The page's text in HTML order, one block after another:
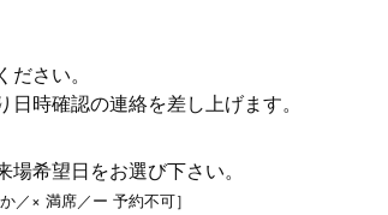
さい。
時確認の連絡を差し上げます。
場希望日をお選び下さい。
／× 満席／ー 予約不可］